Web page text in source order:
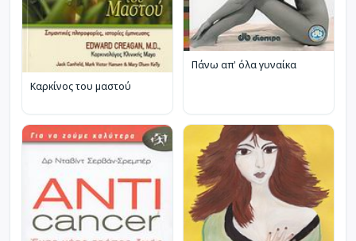
Καρκίνος του μαστού
Πάνω απ' όλα γυναίκα